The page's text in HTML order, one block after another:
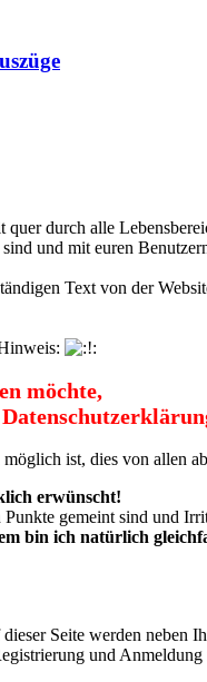
durch alle
und mit euren
Text von der
möchte,
ist, dies von allen
erwünscht!
gemeint sind und
bin ich natürlich
Seite werden neben
und